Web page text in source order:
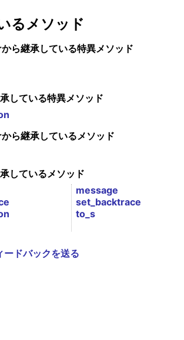
るメソッド
ら継承している特異メソッド
している特異メソッド
ら継承しているメソッド
しているメソッド
message
set_backtrace
to_s
ードバックを送る